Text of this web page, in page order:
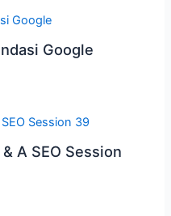
Google
A SEO Session